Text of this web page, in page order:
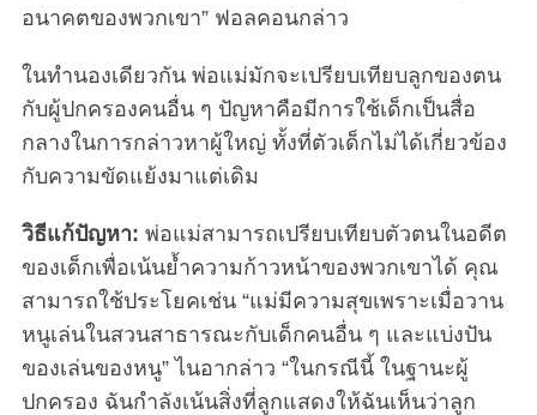
อนาคตของพวกเขา” ฟอลคอนกล่าว
ในทำนองเดียวกัน พ่อแม่มักจะเปรียบเทียบลูกของตน
กับผู้ปกครองคนอื่น ๆ ปัญหาคือมีการใช้เด็กเป็นสื่อ
กลางในการกล่าวหาผู้ใหญ่ ทั้งที่ตัวเด็กไม่ได้เกี่ยวข้อง
กับความขัดแย้งมาแต่เดิม
วิธีแก้ปัญหา: พ่อแม่สามารถเปรียบเทียบตัวตนในอดีต
ของเด็กเพื่อเน้นย้ำความก้าวหน้าของพวกเขาได้ คุณ
สามารถใช้ประโยคเช่น “แม่มีความสุขเพราะเมื่อวาน
หนูเล่นในสวนสาธารณะกับเด็กคนอื่น ๆ และแบ่งปัน
ของเล่นของหนู” ไนอากล่าว “ในกรณีนี้ ในฐานะผู้
ปกครอง ฉันกำลังเน้นสิ่งที่ลูกแสดงให้ฉันเห็นว่าลูก